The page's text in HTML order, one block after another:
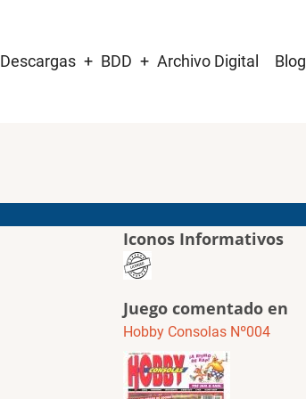
Descargas BDD Archivo Digital Blog
Iconos Informativos
Juego comentado en
Hobby Consolas Nº004